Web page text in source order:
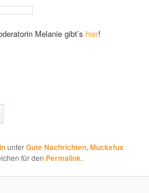
Melanie gibt’s hier!
unterGute Nachrichten,Muckefux
für den Permalink.